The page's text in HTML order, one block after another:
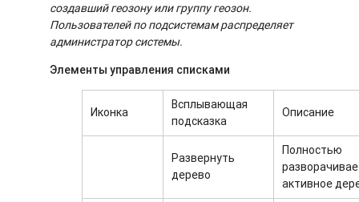
создавший геозону или группу геозон.
Пользователей по подсистемам распределяет
администратор системы.
Элементы управления списками
Иконка
Всплывающая
подсказка
Описание
Развернуть
дерево
Полностью
активное